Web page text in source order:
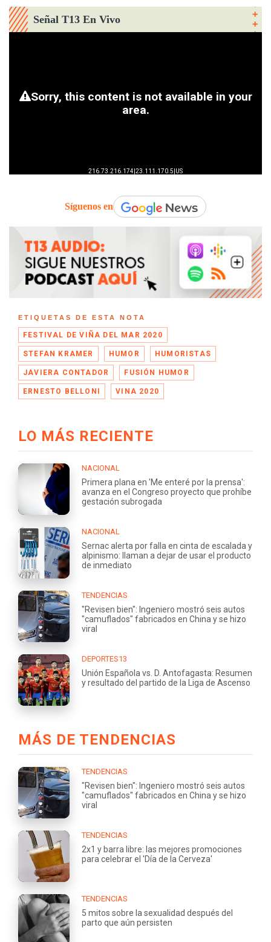
Señal T13 En Vivo
Síguenos en
ETIQUETAS DE ESTA NOTA
FESTIVAL DE VIÑA DEL MAR 2020
STEFAN KRAMER HUMOR HUMORISTAS
JAVIERA CONTADOR FUSIÓN HUMOR
ERNESTO BELLONI VINA 2020
LO MÁS RECIENTE
NACIONAL
Primera plana en 'Me enteré por la prensa':
avanza en el Congreso proyecto que prohíbe
gestación subrogada
NACIONAL
Sernac alerta por falla en cinta de escalada y
alpinismo: llaman a dejar de usar el producto
de inmediato
TENDENCIAS
"Revisen bien": Ingeniero mostró seis autos
"camuflados" fabricados en China y se hizo
viral
DEPORTES13
Unión Española vs. D. Antofagasta: Resumen
y resultado del partido de la Liga de Ascenso
MÁS DE TENDENCIAS
TENDENCIAS
"Revisen bien": Ingeniero mostró seis autos
"camuflados" fabricados en China y se hizo
viral
TENDENCIAS
2x1 y barra libre: las mejores promociones
para celebrar el 'Día de la Cerveza'
TENDENCIAS
5 mitos sobre la sexualidad después del
parto que aún persisten